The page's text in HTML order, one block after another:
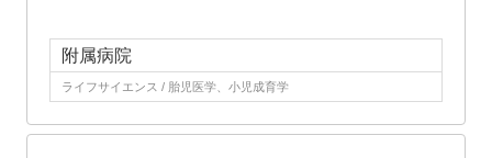
附属病院
ライフサイエンス / 胎児医学、小児成育学